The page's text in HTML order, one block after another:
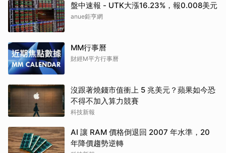
盤中速報 - UTK大漲16.23%，報0.008美元
anue鉅亨網
MM行事曆
財經M平方行事曆
沒跟著燒錢市值衝上 5 兆美元？蘋果如今恐
不得不加入算力競賽
科技新報
AI 讓 RAM 價格倒退回 2007 年水準，20
年降價趨勢逆轉